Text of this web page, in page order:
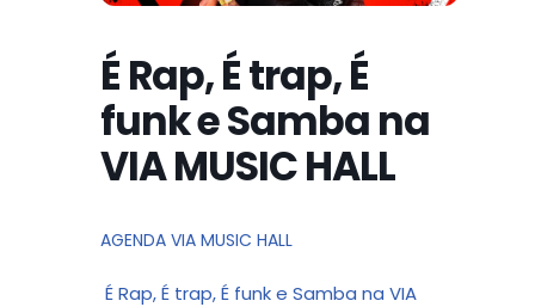
É Rap, É trap, É
funk e Samba na
VIA MUSIC HALL
AGENDA VIA MUSIC HALL
É Rap, É trap, É funk e Samba na VIA